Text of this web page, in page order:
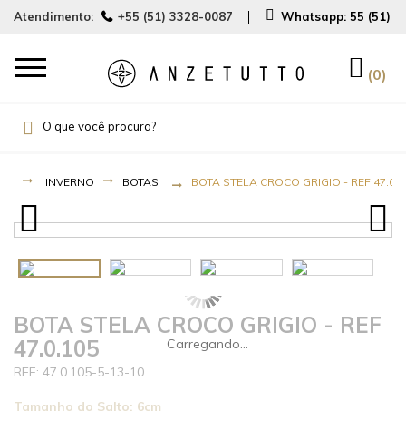
Atendimento: +55 (51) 3328-0087 Whatsapp: 55 (51)
0
INVERNO BOTAS BOTA STELA CROCO GRIGIO - REF
BOTA STELA CROCO GRIGIO - REF
47.0.105
47.0.105-5-13-10
Tamanho do Salto: 6cm